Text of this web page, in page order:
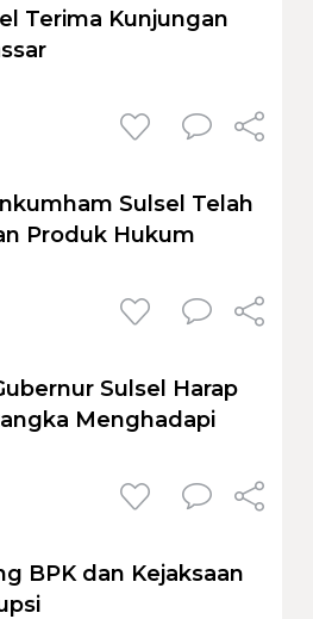
Terima Kunjungan
Sulsel Telah
Produk Hukum
Sulsel Harap
Menghadapi
BPK dan Kejaksaan